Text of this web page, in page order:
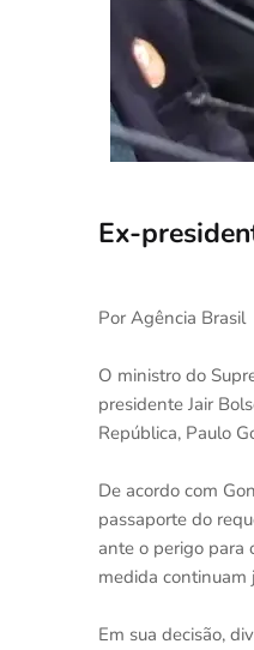
Ex-
Por Agência Brasil
O ministro do
presidente Jair
República, Paulo
De acordo com
passaporte do
ante o perigo para
medida continuam
Em sua decisão,